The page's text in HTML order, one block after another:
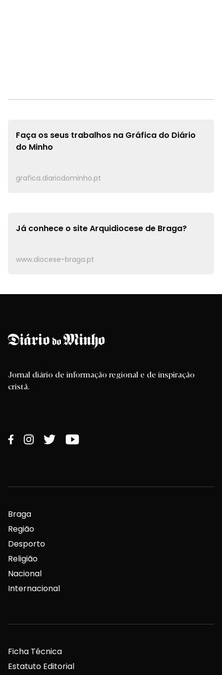
Faça os seus trabalhos na Gráfica do Diário
do Minho
grafica.diariodominho.pt
Já conhece o siteArquidiocese de Braga?
www.diocese-braga.pt
Jornal diário de informação regional e de inspiração
cristã.
Braga
Região
Desporto
Religião
Nacional
Internacional
Ficha Técnica
Estatuto Editorial